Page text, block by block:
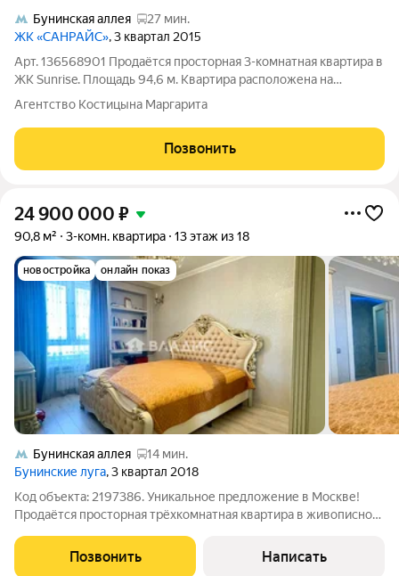
Бунинская аллея
27 мин.
ЖК «САНРАЙС», 3 квартал 2015
Арт. 136568901 Продаётся просторная 3-комнатная квартира в
ЖК Sunrise. Площадь 94,6 м. Квартира расположена на
комфортном 4 этаже современного 17-этажного дома. Главное
планировка: три
Агентство Костицына Маргарита
Позвонить
24 900 000 ₽
90,8 м² 3-комн. квартира 13 этаж из 18
новостройка онлайн показ
Бунинская аллея
14 мин.
Бунинские луга, 3 квартал 2018
Код объекта: 2197386. Уникальное предложение в Москве!
Продаётся просторная трёхкомнатная квартира в живописном
Квартира общей площадью 90,8 кв. м расположена на 13 этаже
18-этажного панельного
Позвонить Написать